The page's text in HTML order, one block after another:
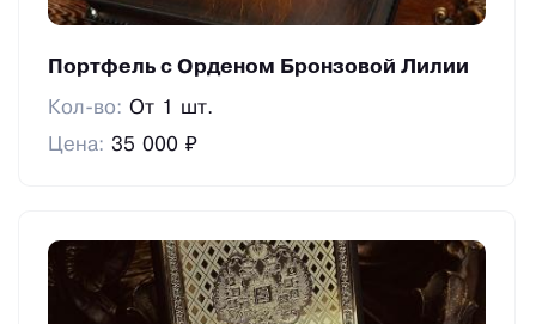
Портфель с Орденом Бронзовой Лилии
Кол-во:От 1 шт.
Цена:35 000 ₽